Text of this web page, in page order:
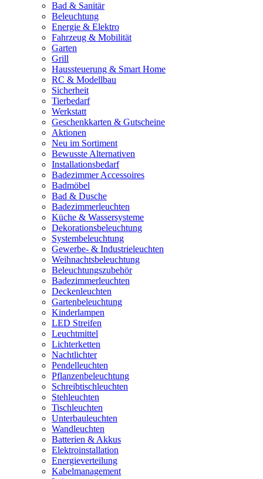
Bad & Sanitär
Beleuchtung
Energie & Elektro
Fahrzeug & Mobilität
Garten
Grill
Haussteuerung & Smart Home
RC & Modellbau
Sicherheit
Tierbedarf
Werkstatt
Geschenkkarten & Gutscheine
Aktionen
Neu im Sortiment
Bewusste Alternativen
Installationsbedarf
Badezimmer Accessoires
Badmöbel
Bad & Dusche
Badezimmerleuchten
Küche & Wassersysteme
Dekorationsbeleuchtung
Systembeleuchtung
Gewerbe- & Industrieleuchten
Weihnachtsbeleuchtung
Beleuchtungszubehör
Badezimmerleuchten
Deckenleuchten
Gartenbeleuchtung
Kinderlampen
LED Streifen
Leuchtmittel
Lichterketten
Nachtlichter
Pendelleuchten
Pflanzenbeleuchtung
Schreibtischleuchten
Stehleuchten
Tischleuchten
Unterbauleuchten
Wandleuchten
Batterien & Akkus
Elektroinstallation
Energieverteilung
Kabelmanagement